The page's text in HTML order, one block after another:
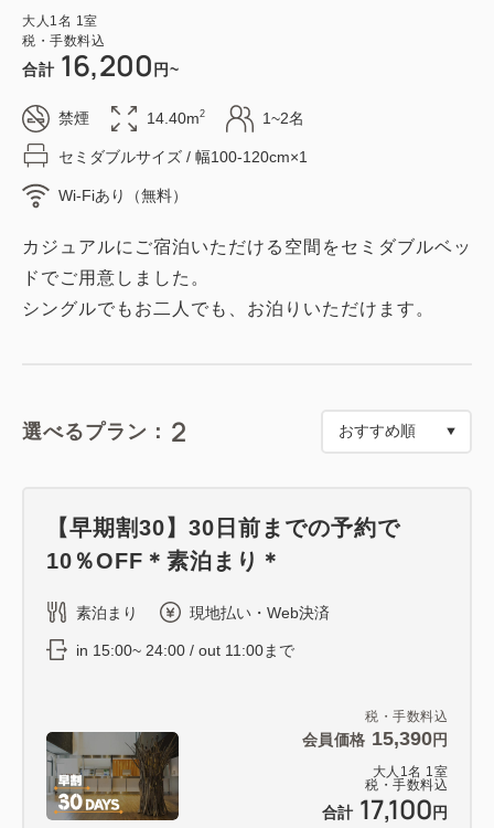
大人 1 名 1 室
税・手数料込
合計 16,200 円~
禁煙 14.40m2 1~2名
セミダブルサイズ / 幅100-120cm×1
Wi-Fiあり（無料）
カジュアルにご宿泊いただける空間をセミダブルベッ
ドでご用意しました。
シングルでもお二人でも、お泊りいただけます。
選べるプラン： 2
税・手数料込
会員価格 15,390円
大人 1 名 1 室
税・手数料込
合計 17,100 円
【早期割30】30日前までの予約で
10％OFF＊素泊まり＊
素泊まり 現地払い・Web決済
in 15:00~ 24:00 / out 11:00まで